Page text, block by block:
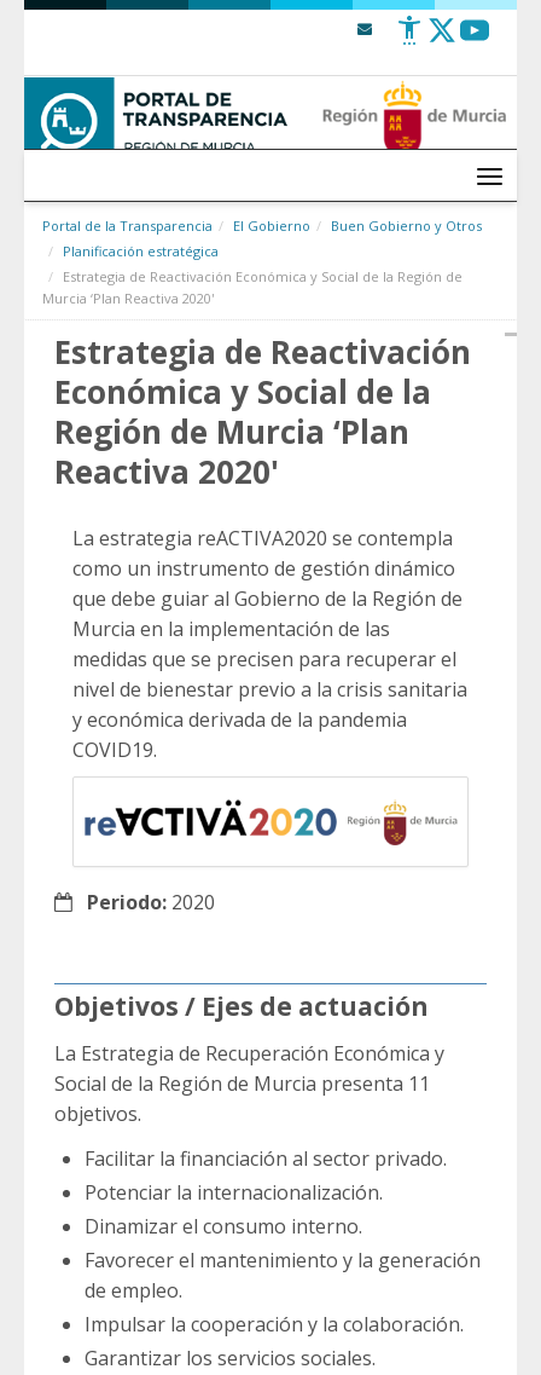
Saltar al contenido
Menú
Portal de la Transparencia El Gobierno
Buen Gobierno y Otros
Planificación estratégica
Estrategia de Reactivación Económica y Social de la Región de
Murcia ‘Plan Reactiva 2020'
Estrategia de Reactivación
Económica y Social de la
Región de Murcia ‘Plan
Reactiva 2020'
La estrategia reACTIVA2020 se contempla
como un instrumento de gestión dinámico
que debe guiar al Gobierno de la Región de
Murcia en la implementación de las
medidas que se precisen para recuperar el
nivel de bienestar previo a la crisis sanitaria
y económica derivada de la pandemia
COVID19.
Periodo: 2020
Objetivos / Ejes de actuación
La Estrategia de Recuperación Económica y
Social de la Región de Murcia presenta 11
objetivos.
Facilitar la financiación al sector privado.
Potenciar la internacionalización.
Dinamizar el consumo interno.
Favorecer el mantenimiento y la generación
de empleo.
Impulsar la cooperación y la colaboración.
Garantizar los servicios sociales.